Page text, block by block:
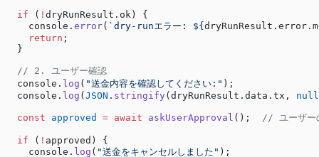
  if
( ! dryRunResult.ok) {
    console.
error( `dry-runエラー: ${ dryRunResult . error .
    return
;
  }
  // 2. ユーザー確認
  console.
log ( "送金内容を確認してください:" );
  console.
log ( JSON . stringify(dryRunResult.data.tx, null
  const
approved = await askUserApproval (); // ユーザー
  if
( ! approved) {
    console.
log ( "送金をキャンセルしました" );